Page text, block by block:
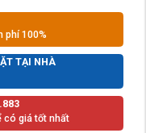
phí 100%
TẠI NHÀ
có giá tốt nhất